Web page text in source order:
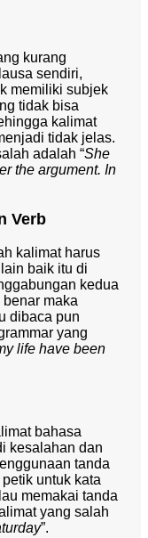
kurang
sendiri,
memiliki subjek
tidak bisa
kalimat
tidak jelas.
adalah “She
the argument. In
Verb
kalimat harus
baik itu di
kedua
maka
dibaca pun
yang
life have been
bahasa
kesalahan dan
tanda
petik untuk kata
memakai tanda
yang salah
”.